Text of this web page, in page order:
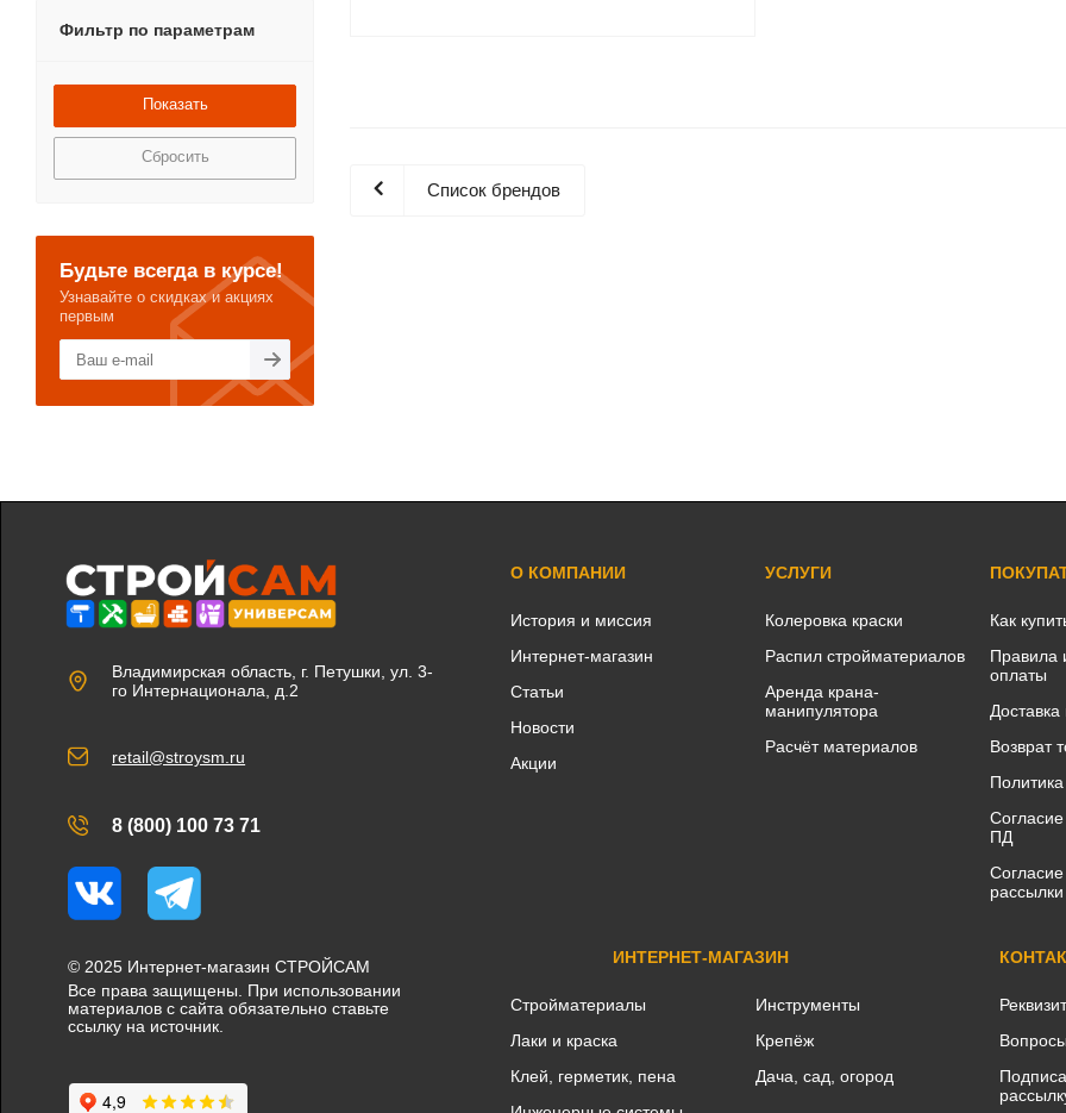
Список брендов
Фильтр по параметрам
Сбросить
Будьте всегда в курсе!
Узнавайте о скидках и акциях
первым
Владимирская область, г. Петушки, ул. 3-
го Интернационала, д.2
retail@stroysm.ru
8 (800) 100 73 71
Вконтакте
Telegram
© 2025 Интернет-магазин СТРОЙСАМ
Все права защищены. При использовании
материалов с сайта обязательно ставьте
ссылку на источник.
О КОМПАНИИ
История и миссия
Интернет-магазин
Статьи
Новости
Акции
УСЛУГИ
Колеровка краски
Распил стройматериалов
Аренда крана-
манипулятора
Расчёт материалов
Как
Правила
оплаты
Возврат
ПД
рассылки
ИНТЕРНЕТ-МАГАЗИН
Стройматериалы
Лаки и краска
Клей, герметик, пена
Инструменты
Крепёж
Дача, сад, огород